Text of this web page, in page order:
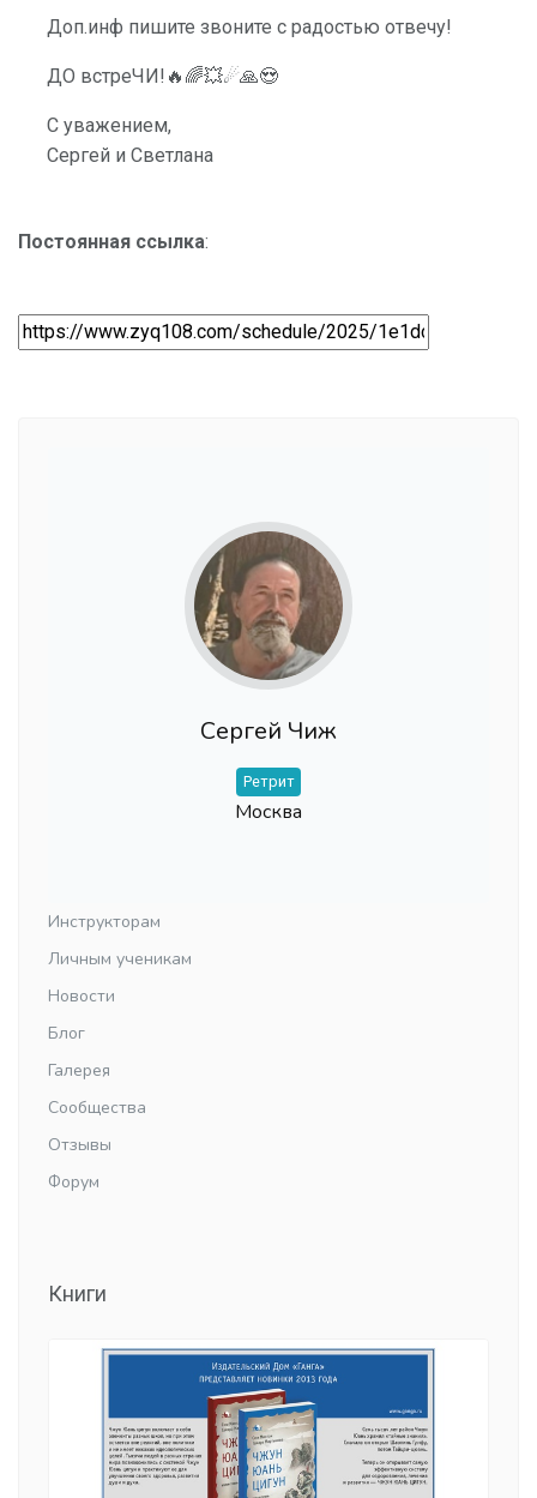
Доп.инф пишите звоните с радостью отвечу!
ДО встреЧИ!🔥🌈💥☄🙏😍
С уважением,
Сергей и Светлана
Постоянная ссылка:
Сергей Чиж
Ретрит
Москва
Инструкторам
Личным ученикам
Новости
Блог
Галерея
Сообщества
Отзывы
Форум
Книги